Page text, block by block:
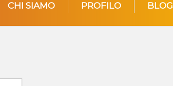
CHI SIAMO PROFILO BLOG